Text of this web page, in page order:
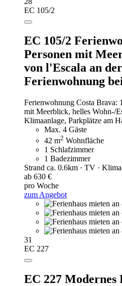
EC 105/2
EC 105/2
Personen mit
von l'Escala an
Ferienwohnung
Ferienwohnung Costa Brava:
mit Meerblick, helles Wohn-/
Klimaanlage, Parkplätze am
Max. 4 Gäste
42 m2 Wohnfläche
1 Schlafzimmer
1 Badezimmer
Strand ca. 0.6km · TV ·
ab 630 €
pro Woche
zum Angebot
31
EC 227
EC 227 Modernes